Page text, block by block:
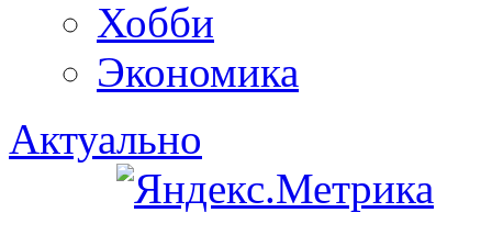
Хобби
Экономика
Актуально